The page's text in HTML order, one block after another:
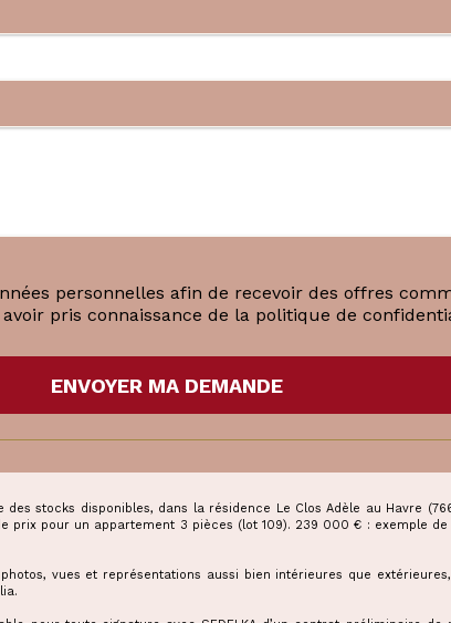
personnelles afin de recevoir des offres
avoir pris connaissance de la politique de
ENVOYER MA DEMANDE
stocks disponibles, dans la résidence Le Clos Adèle au Havre
prix pour un appartement 3 pièces (lot 109). 239 000 € : exemple
vues et représentations aussi bien intérieures que